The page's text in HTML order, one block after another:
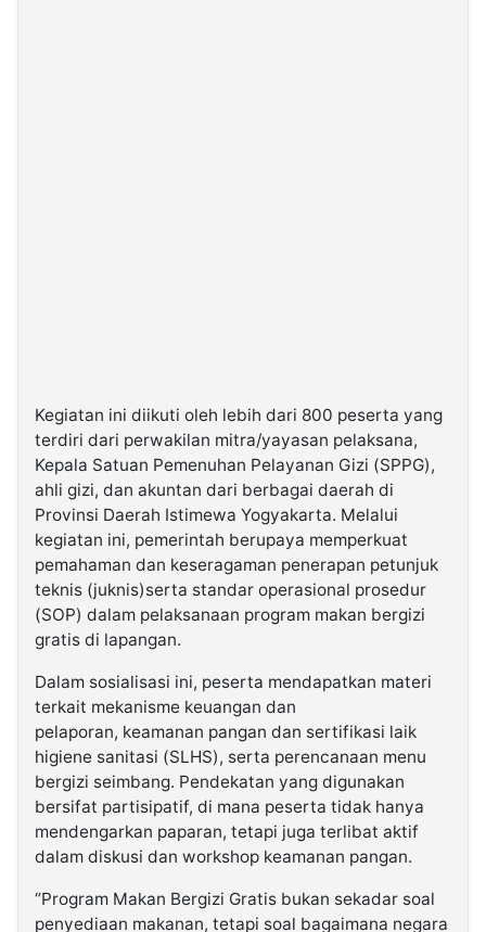
Kegiatan ini diikuti oleh lebih dari 800 peserta yang
terdiri dari perwakilan mitra/yayasan pelaksana,
Kepala Satuan Pemenuhan Pelayanan Gizi (SPPG),
ahli gizi, dan akuntan dari berbagai daerah di
Provinsi Daerah Istimewa Yogyakarta. Melalui
kegiatan ini, pemerintah berupaya memperkuat
pemahaman dan keseragaman penerapan petunjuk
teknis (juknis)serta standar operasional prosedur
(SOP) dalam pelaksanaan program makan bergizi
gratis di lapangan.
Dalam sosialisasi ini, peserta mendapatkan materi
terkait mekanisme keuangan dan
pelaporan, keamanan pangan dan sertifikasi laik
higiene sanitasi (SLHS), serta perencanaan menu
bergizi seimbang. Pendekatan yang digunakan
bersifat partisipatif, di mana peserta tidak hanya
mendengarkan paparan, tetapi juga terlibat aktif
dalam diskusi dan workshop keamanan pangan.
“Program Makan Bergizi Gratis bukan sekadar soal
penyediaan makanan, tetapi soal bagaimana negara